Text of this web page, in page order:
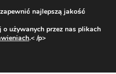
od 31 zł
800 003 167
najlepszą jakość
używanych przez nas plikach
.< /p>